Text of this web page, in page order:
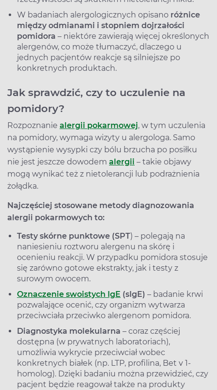
W badaniach alergologicznych opisano różnice
między odmianami i stopniem dojrzałości
pomidora – niektóre zawierają więcej określonych
alergenów, co może tłumaczyć, dlaczego u
jednych pacjentów reakcje są silniejsze po
konkretnych produktach.
Jak sprawdzić, czy to uczulenie na
pomidory?
Rozpoznanie alergii pokarmowej, w tym uczulenia
na pomidory, wymaga wizyty u alergologa. Samo
wystąpienie wysypki czy bólu brzucha po posiłku
nie jest jeszcze dowodem alergii – takie objawy
mogą wynikać też z nietolerancji lub podrażnienia
żołądka.
Najczęściej stosowane metody diagnozowania
alergii pokarmowych to:
Testy skórne punktowe (SPT) – polegają na
naniesieniu roztworu alergenu na skórę i
ocenieniu reakcji. W przypadku pomidora stosuje
się zarówno gotowe ekstrakty, jak i testy z
surowym owocem.
Oznaczenie swoistych IgE (sIgE) – badanie krwi
pozwalające ocenić, czy organizm wytwarza
przeciwciała przeciwko alergenom pomidora.
Diagnostyka molekularna – coraz częściej
dostępna (w prywatnych laboratoriach),
umożliwia wykrycie przeciwciał wobec
konkretnych białek (np. LTP, profilina, Bet v 1-
homolog). Dzięki badaniu można przewidzieć, czy
pacjent będzie reagował także na produkty